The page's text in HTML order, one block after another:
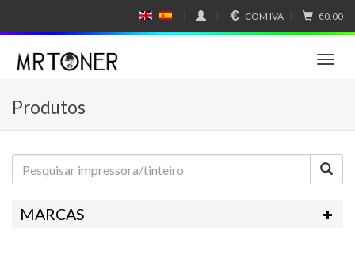
N
SP
COM IVA €0.00
T
n
a
v
g
Produtos
MARCAS